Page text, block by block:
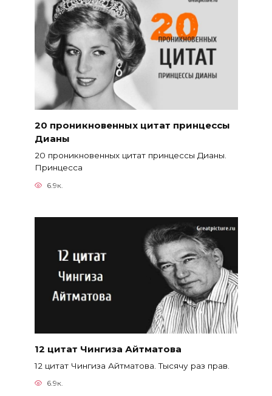
20 проникновенных цитат принцессы
Дианы
20 проникновенных цитат принцессы Дианы.
Принцесса
6.9к.
12 цитат Чингиза Айтматова
12 цитат Чингиза Айтматова. Тысячу раз прав.
6.9к.